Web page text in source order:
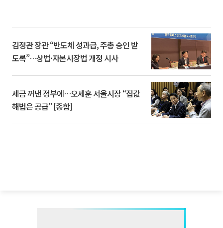
김정관 장관 “반도체 성과급, 주총 승인 받
도록”…상법·자본시장법 개정 시사
세금 꺼낸 정부에…오세훈 서울시장 “집값
해법은 공급” [종합]